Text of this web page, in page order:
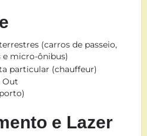
(carros de passeio,
e micro-ônibus)
particular (chauffeur)
Out
e Lazer